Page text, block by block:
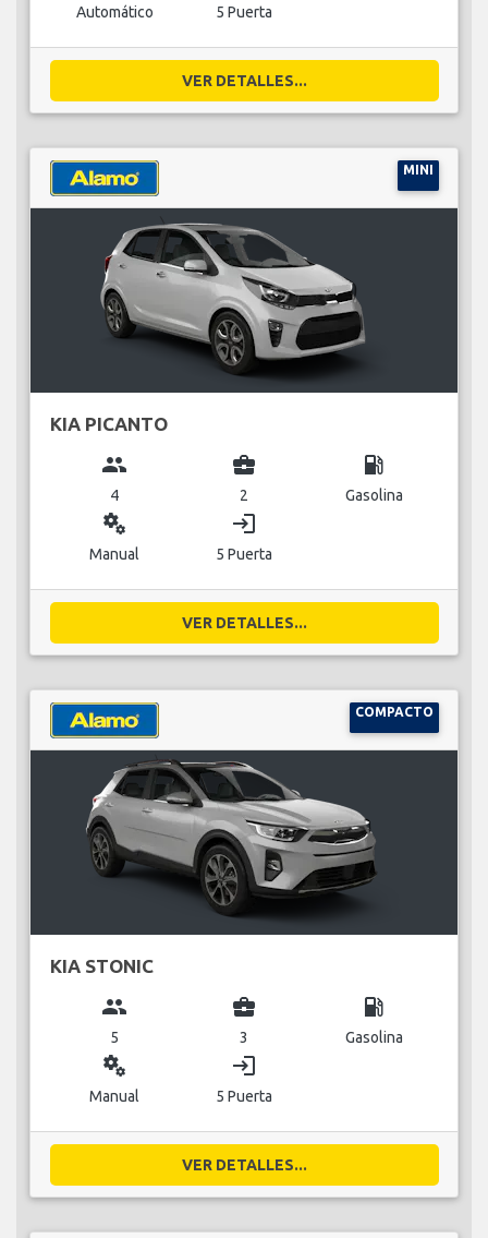
Automático 5 Puerta
VER DETALLES...
MINI
KIA PICANTO
group
4
business_center
2
local_gas_station
Gasolina
miscellaneous_services
Manual
login
5 Puerta
VER DETALLES...
COMPACTO
KIA STONIC
group
5
business_center
3
local_gas_station
Gasolina
miscellaneous_services
Manual
login
5 Puerta
VER DETALLES...